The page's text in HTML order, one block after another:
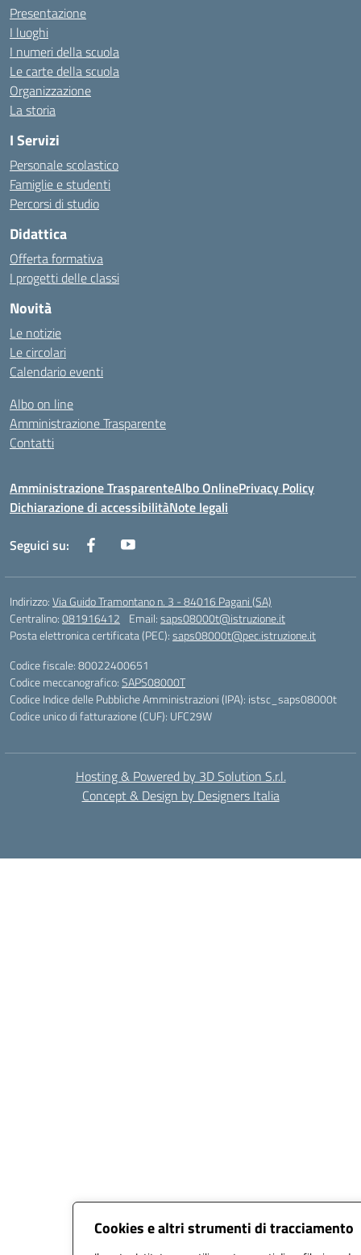
Cookies e altri strumenti di tracciamento
Presentazione
I luoghi
I numeri della scuola
Le carte della scuola
Organizzazione
La storia
I Servizi
Personale scolastico
Famiglie e studenti
Percorsi di studio
Didattica
Offerta formativa
I progetti delle classi
Novità
Le notizie
Le circolari
Calendario eventi
Albo on line
Amministrazione Trasparente
Contatti
Amministrazione TrasparenteAlbo OnlinePrivacy Policy
Dichiarazione di accessibilitàNote legali
Seguici su:
Indirizzo:Via Guido Tramontano n. 3 - 84016 Pagani (SA)
Centralino:081916412 Email:saps08000t@istruzione.it
Posta elettronica certificata (PEC):saps08000t@pec.istruzione.it
Codice fiscale: 80022400651
Codice meccanografico:SAPS08000T
Codice Indice delle Pubbliche Amministrazioni (IPA): istsc_saps08000t
Codice unico di fatturazione (CUF): UFC29W
Hosting & Powered by 3D Solution S.r.l.
Concept & Design by Designers Italia